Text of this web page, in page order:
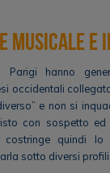
musicale
Parigi hanno
occidentali
e non si
con sospetto
quindi lo
sotto diversi